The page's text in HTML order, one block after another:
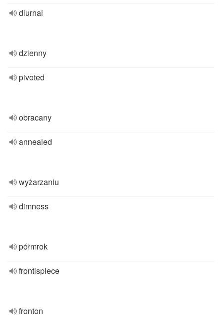
diurnal
dzienny
pivoted
obracany
annealed
wyżarzaniu
dimness
półmrok
frontispiece
fronton